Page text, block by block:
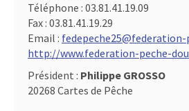
Téléphone : 03.81.41.19.09
Fax : 03.81.41.19.29
Email :
http://www.federation-peche-
Président : Philippe GROSSO
20268 Cartes de Pêche